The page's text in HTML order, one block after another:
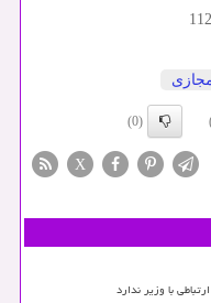
(0)
X
با وزیر ندارد